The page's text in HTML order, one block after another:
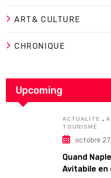
ART& CULTURE
CHRONIQUE
Upcoming
ACTUALITE ,
TOURISME
octobre
Quand
Avitabile